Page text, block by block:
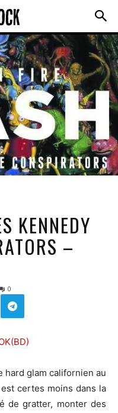
KENNEDY
–
0
hard glam californien au
certes moins dans la
de gratter, monter des